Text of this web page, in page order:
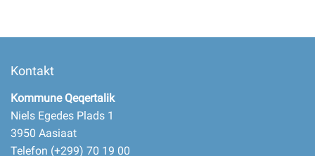
Kontakt
Kommune Qeqertalik
Niels Egedes Plads 1
3950 Aasiaat
Telefon (+299) 70 19 00